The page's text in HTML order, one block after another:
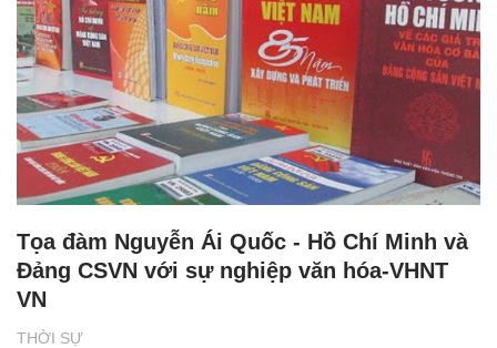
THỜI SỰ
Tọa đàm Nguyễn Ái Quốc - Hồ Chí Minh và
Đảng CSVN với sự nghiệp văn hóa-VHNT
VN